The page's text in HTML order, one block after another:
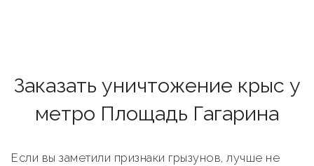
Заказать уничтожение крыс у
метро Площадь Гагарина
Если вы заметили признаки грызунов, лучше не